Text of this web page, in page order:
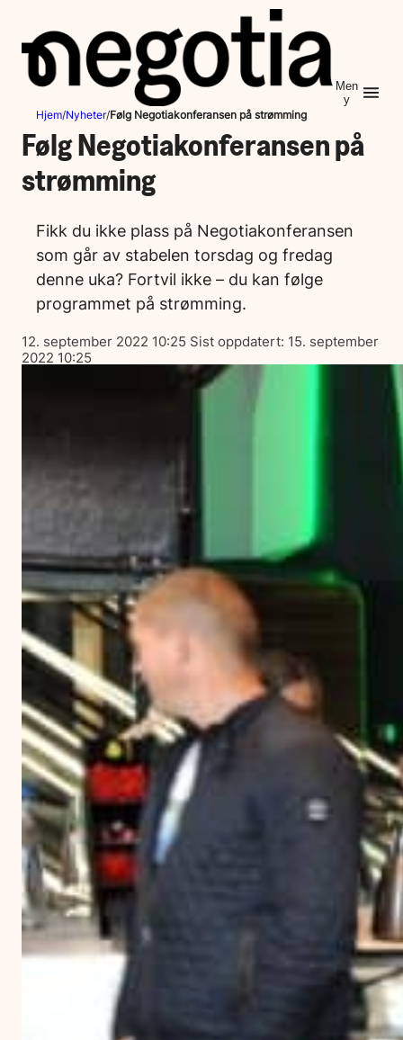
innhold
Men
y
Hjem/Nyheter/Følg Negotiakonferansen på strømming
Følg Negotiakonferansen på
strømming
Fikk du ikke plass på Negotiakonferansen
som går av stabelen torsdag og fredag
denne uka? Fortvil ikke – du kan følge
programmet på strømming.
Lagt
ut
på
12. september 2022 10:25 Sist oppdatert: 15. september
2022 10:25